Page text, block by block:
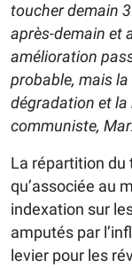
toucher demain
après-demain et
amélioration
probable, mais
dégradation et la
communiste,
La répartition du
qu’associée au
indexation sur
amputés par
levier pour les